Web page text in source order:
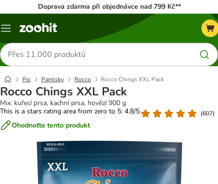
Doprava zdarma při objednávce nad 799 Kč**
Menu
Hledat
produkty
Psi Pamlsky Rocco Rocco Chings XXL Pack
Rocco Chings XXL Pack
Mix: kuřecí prsa, kachní prsa, hovězí 900 g
This is a stars rating area from zero to 5: 4.8/5
(607)
Ohodnoťte tento produkt